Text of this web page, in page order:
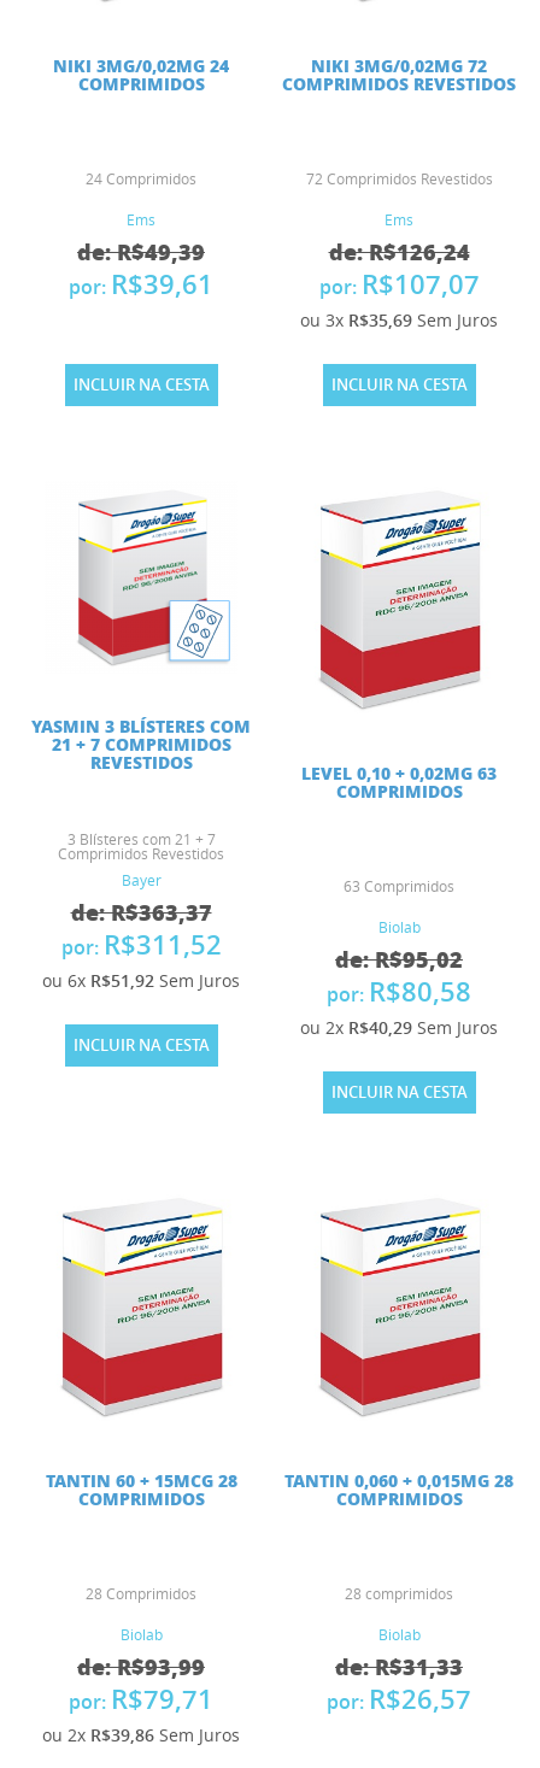
NIKI 3MG/0,02MG 24
COMPRIMIDOS
24 Comprimidos
Ems
de: R$49,39
por: R$39,61
INCLUIR NA CESTA
NIKI 3MG/0,02MG 72
COMPRIMIDOS REVESTIDOS
72 Comprimidos Revestidos
Ems
de: R$126,24
por: R$107,07
ou 3x R$35,69 Sem Juros
INCLUIR NA CESTA
YASMIN 3 BLÍSTERES COM
21 + 7 COMPRIMIDOS
REVESTIDOS
3 Blísteres com 21 + 7
Comprimidos Revestidos
Bayer
de: R$363,37
por: R$311,52
ou 6x R$51,92 Sem Juros
INCLUIR NA CESTA
LEVEL 0,10 + 0,02MG 63
COMPRIMIDOS
63 Comprimidos
Biolab
de: R$95,02
por: R$80,58
ou 2x R$40,29 Sem Juros
INCLUIR NA CESTA
TANTIN 60 + 15MCG 28
COMPRIMIDOS
28 Comprimidos
Biolab
de: R$93,99
por: R$79,71
ou 2x R$39,86 Sem Juros
TANTIN 0,060 + 0,015MG 28
COMPRIMIDOS
28 comprimidos
Biolab
de: R$31,33
por: R$26,57